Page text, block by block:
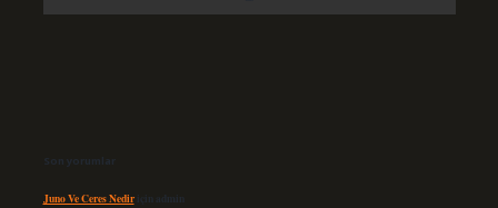
Son yorumlar
Juno Ve Ceres Nediriçin admin